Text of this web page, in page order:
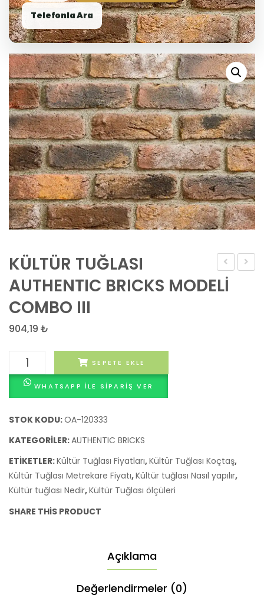
Telefonla Ara
TUĞLASI
AUTHENTIC
KÜLTÜR TUĞLASI
AUTHENTIC BRICKS MODELİ
COMBO III
904,19 ₺
KÜLTÜR
TUĞLASI
AUTHENTIC
MODELİ
III
adet
SEPETE EKLE
WHATSAPP ILE SIPARIŞ VER
STOK KODU:OA-120333
KATEGORILER:AUTHENTIC BRICKS
ETIKETLER:Kültür Tuğlası Fiyatları,Kültür Tuğlası Koçtaş,
Kültür Tuğlası Metrekare Fiyatı,Kültür tuğlası Nasıl yapılır,
Kültür tuğlası Nedir,Kültür Tuğlası ölçüleri
SHARE THIS PRODUCT
Açıklama
Değerlendirmeler (0)